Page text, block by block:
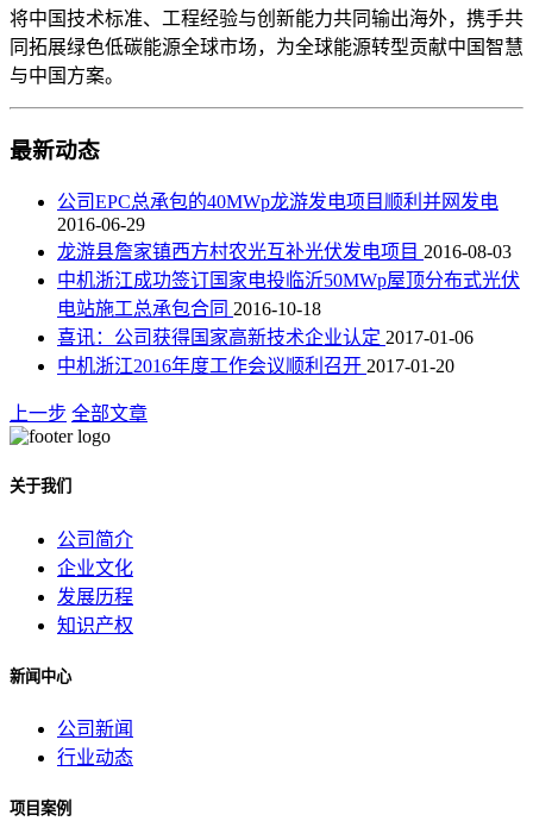
将中国技术标准、工程经验与创新能力共同输出海外，携手共
同拓展绿色低碳能源全球市场，为全球能源转型贡献中国智慧
与中国方案。
最新动态
公司EPC总承包的40MWp龙游发电项目顺利并网发电
2016-06-29
龙游县詹家镇西方村农光互补光伏发电项目 2016-08-03
中机浙江成功签订国家电投临沂50MWp屋顶分布式光伏
电站施工总承包合同 2016-10-18
喜讯：公司获得国家高新技术企业认定 2017-01-06
中机浙江2016年度工作会议顺利召开 2017-01-20
上一步 全部文章
关于我们
公司简介
企业文化
发展历程
知识产权
新闻中心
公司新闻
行业动态
项目案例